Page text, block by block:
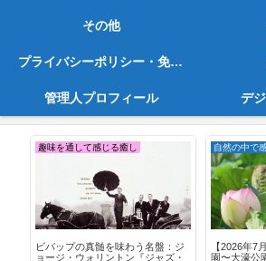
その他
プライバシーポリシー・免責事項
管理人プロフィール デ
趣味を通して感じる癒し
ビバップの真髄を味わう名盤：ジ
ョージ・ウォリントン『ジャズ・
【2026年7
園〜大濠公